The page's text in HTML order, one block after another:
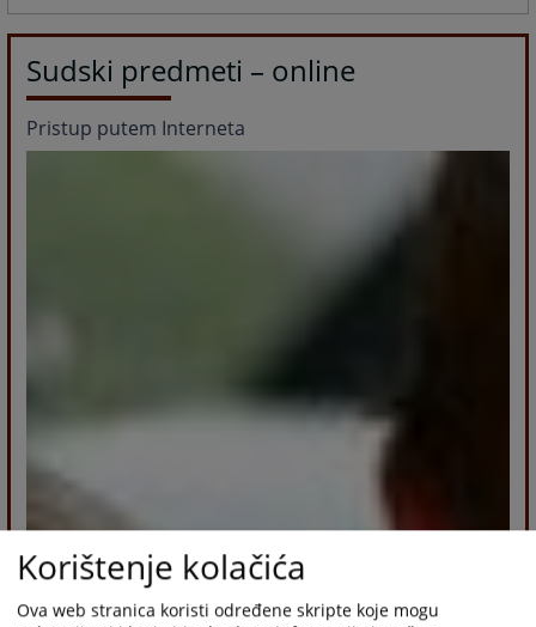
Sudski predmeti – online
Pristup putem Interneta
Korištenje kolačića
Ova web stranica koristi određene skripte koje mogu